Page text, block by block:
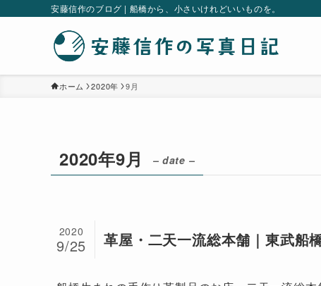
安藤信作のブログ | 船橋から、小さいけれどいいものを。
ホーム 2020年 9月
2020年9月 – date –
革屋・二天一流総本舗｜東武船
2020
9/25